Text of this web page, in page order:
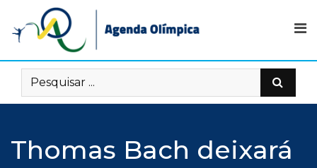
content
Thomas Bach deixará